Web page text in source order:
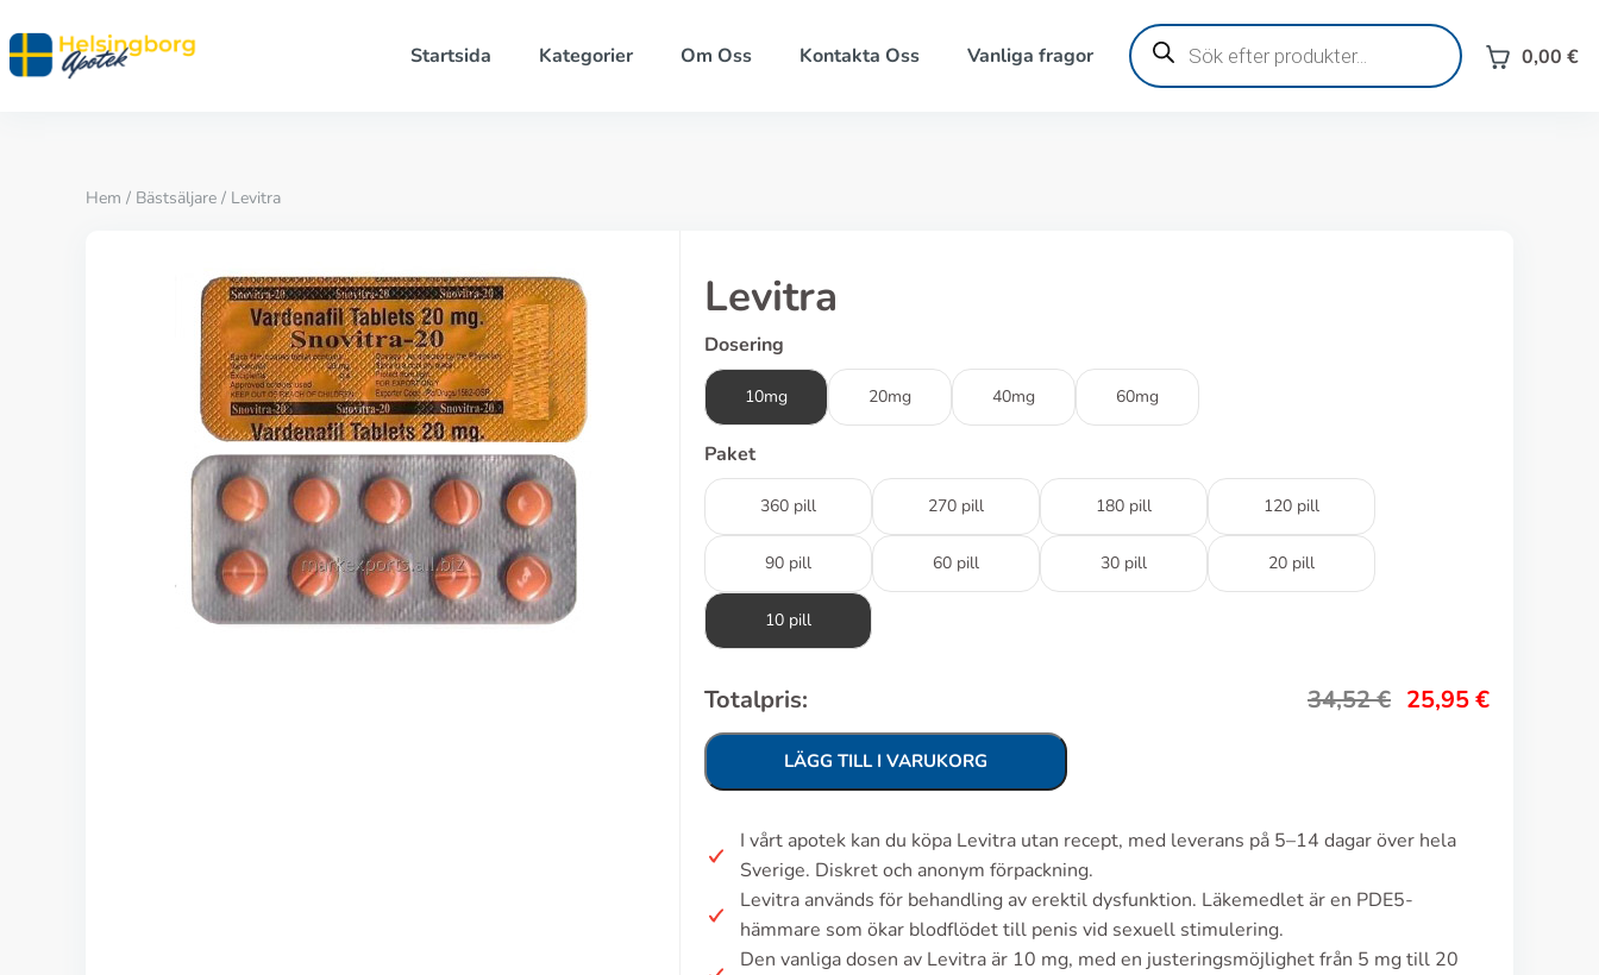
Startsida Kategorier Om Oss Kontakta Oss Vanliga fragor
Produktsökning
0,00 €
Hem / Bästsäljare / Levitra
Levitra
Dosering
10mg 20mg 40mg 60mg
Paket
360 pill 270 pill 180 pill 120 pill
90 pill 60 pill 30 pill 20 pill
10 pill
Totalpris: 34,52€ 25,95€
LÄGG TILL I VARUKORG
I vårt apotek kan du köpa Levitra utan recept, med leverans på 5–14 dagar över hela
Sverige. Diskret och anonym förpackning.
Levitra används för behandling av erektil dysfunktion. Läkemedlet är en PDE5-
hämmare som ökar blodflödet till penis vid sexuell stimulering.
Den vanliga dosen av Levitra är 10 mg, med en justeringsmöjlighet från 5 mg till 20